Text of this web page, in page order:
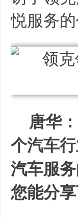
悦服务的
唐华
个汽车
汽车服
您能分